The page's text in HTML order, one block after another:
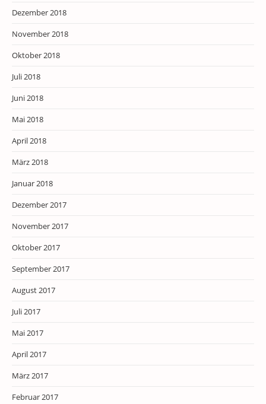
Dezember 2018
November 2018
Oktober 2018
Juli 2018
Juni 2018
Mai 2018
April 2018
März 2018
Januar 2018
Dezember 2017
November 2017
Oktober 2017
September 2017
August 2017
Juli 2017
Mai 2017
April 2017
März 2017
Februar 2017